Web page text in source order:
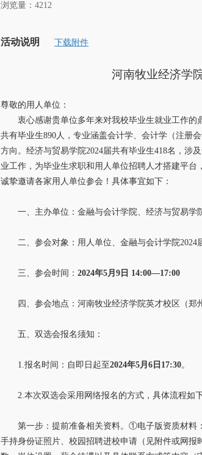
浏览量：4212
活动说明 下载附件
河南牧业经济学
尊敬的用人单位：
衷心感谢贵单位多年来对我校毕业生就业工作的
共有毕业生890人，专业涵盖会计学、会计学（注册
方向。经济与贸易学院2024届共有毕业生418名，涉
业工作，为毕业生求职和用人单位招聘人才搭建平
诚挚邀请各家用人单位参会！具体事宜如下：
一、主办单位：金融与会计学院、经济与贸易学
二、参会对象：用人单位、金融与会计学院2024
三、参会时间： 2024年5月9日 14:00—17:00
四、参会地点：河南牧业经济学院英才校区（郑
五、双选会报名须知：
1.报名时间：自即日起至2024年5月6日17:30。
2.本次双选会采用网络报名的方式，具体流程如下
第一步：提前准备相关资料。①电子版资质材料
手持身份证照片、校园招聘进校申请（见附件或网